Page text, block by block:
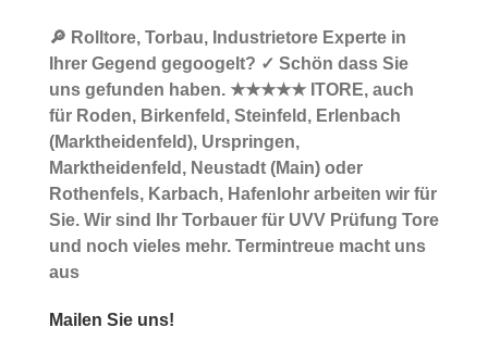
🔎 Rolltore, Torbau, Industrietore Experte in
Ihrer Gegend gegoogelt? ✓ Schön dass Sie
uns gefunden haben. ★★★★★ ITORE, auch
für Roden, Birkenfeld, Steinfeld, Erlenbach
(Marktheidenfeld), Urspringen,
Marktheidenfeld, Neustadt (Main) oder
Rothenfels, Karbach, Hafenlohr arbeiten wir für
Sie. Wir sind Ihr Torbauer für UVV Prüfung Tore
und noch vieles mehr. Termintreue macht uns
aus
Mailen Sie uns!